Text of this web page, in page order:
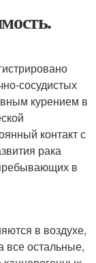
сосудистых
курением в
контакт с
рака
в
в воздухе,
все остальные,